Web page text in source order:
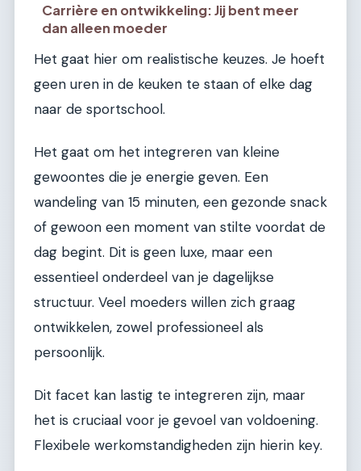
Carrière en ontwikkeling: Jij bent meer
dan alleen moeder
Het gaat hier om realistische keuzes. Je hoeft
geen uren in de keuken te staan of elke dag
naar de sportschool.
Het gaat om het integreren van kleine
gewoontes die je energie geven. Een
wandeling van 15 minuten, een gezonde snack
of gewoon een moment van stilte voordat de
dag begint. Dit is geen luxe, maar een
essentieel onderdeel van je dagelijkse
structuur. Veel moeders willen zich graag
ontwikkelen, zowel professioneel als
persoonlijk.
Dit facet kan lastig te integreren zijn, maar
het is cruciaal voor je gevoel van voldoening.
Flexibele werkomstandigheden zijn hierin key.